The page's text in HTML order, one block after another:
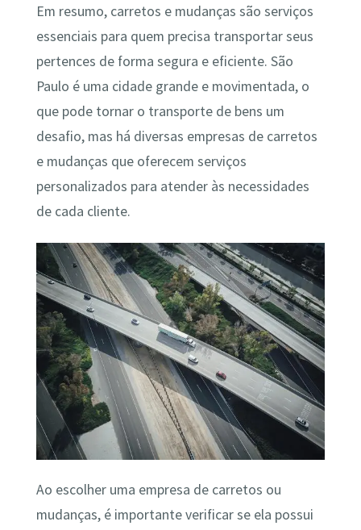
Em resumo, carretos e mudanças são serviços
essenciais para quem precisa transportar seus
pertences de forma segura e eficiente. São
Paulo é uma cidade grande e movimentada, o
que pode tornar o transporte de bens um
desafio, mas há diversas empresas de carretos
e mudanças que oferecem serviços
personalizados para atender às necessidades
de cada cliente.
Ao escolher uma empresa de carretos ou
mudanças, é importante verificar se ela possui